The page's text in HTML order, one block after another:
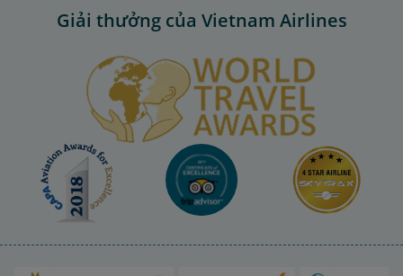
Giải thưởng của Vietnam Airlines